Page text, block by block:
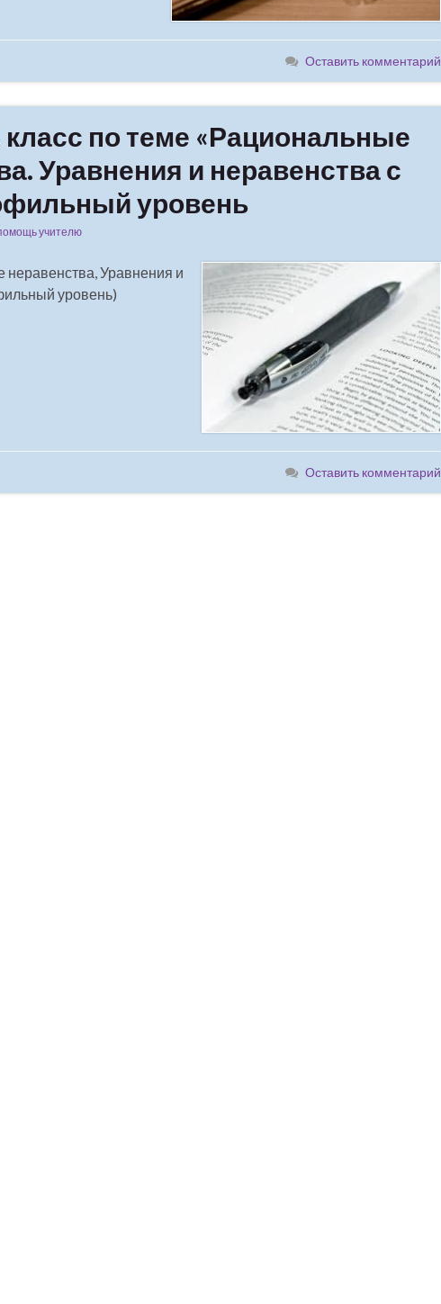
Оставить комментарий
по теме «Рациональные
Уравнения и неравенства с
уровень
учителю
Уравнения и
уровень)
Оставить комментарий